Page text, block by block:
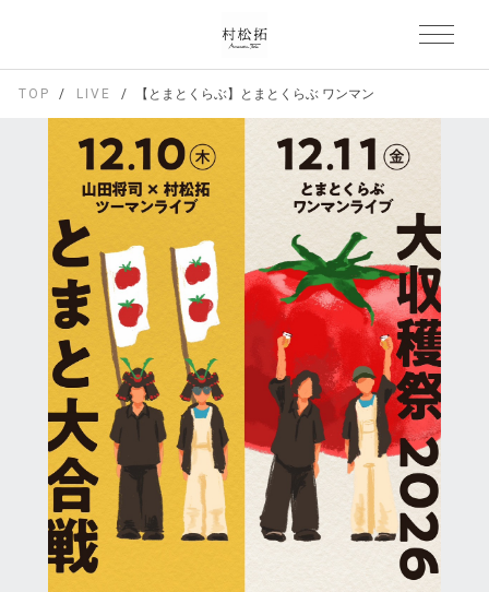
TOP LIVE 【とまとくらぶ】とまとくらぶ ワンマンライブ "大収穫祭